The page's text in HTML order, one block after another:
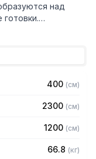
над
оседали бы на
400 (см)
2300 (см)
1200 (см)
66.8 (кг)